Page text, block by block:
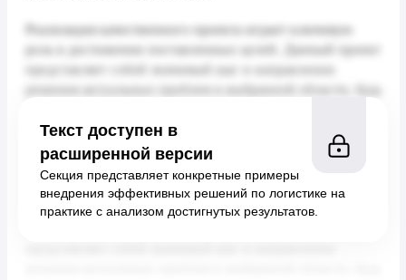
Текст доступен в
расширенной версии
Секция представляет конкретные примеры
внедрения эффективных решений по логистике на
практике с анализом достигнутых результатов.